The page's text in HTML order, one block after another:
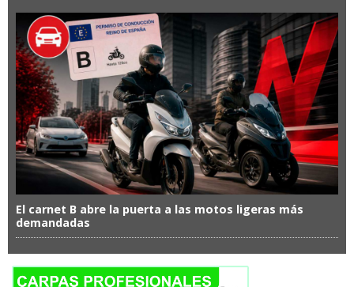
El carnet B abre la puerta a las motos ligeras más
demandadas